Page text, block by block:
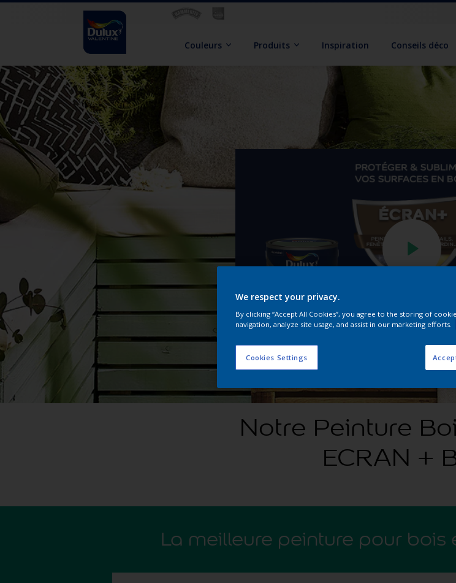
Couleurs Produits Inspiration Conseils déco
Notre Peinture
ECRAN +
La meilleure peinture pour bois
We respect your privacy.
By clicking “Accept All Cookies”, you agree to the storing of
navigation, analyze site usage, and assist in our marketing efforts.
Cookies Settings